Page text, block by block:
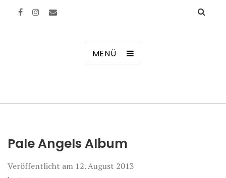
MENÜ
Pale Angels Album
Veröffentlicht am 12. August 2013